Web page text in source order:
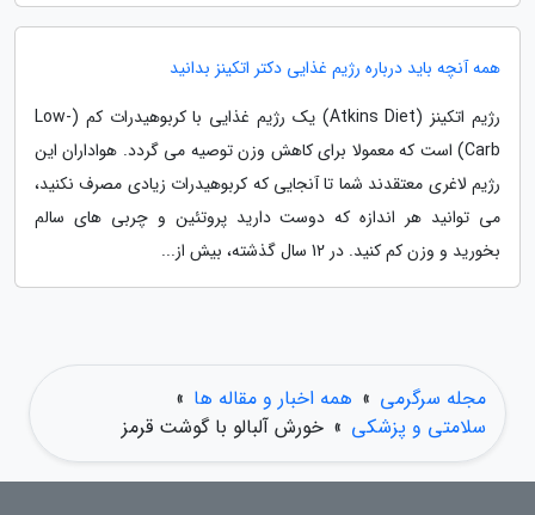
همه آنچه باید درباره رژیم غذایی دکتر اتکینز بدانید
رژیم اتکینز (Atkins Diet) یک رژیم غذایی با کربوهیدرات کم (Low-
Carb) است که معمولا برای کاهش وزن توصیه می گردد. هواداران این
رژیم لاغری معتقدند شما تا آنجایی که کربوهیدرات زیادی مصرف نکنید،
می توانید هر اندازه که دوست دارید پروتئین و چربی های سالم
بخورید و وزن کم کنید. در 12 سال گذشته، بیش از...
مجله سرگرمی » همه اخبار و مقاله ها »
سلامتی و پزشکی » خورش آلبالو با گوشت قرمز